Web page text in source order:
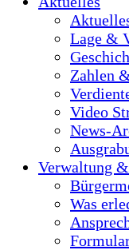
Lage &
Zahlen
Video
News-
Verwaltung
Was